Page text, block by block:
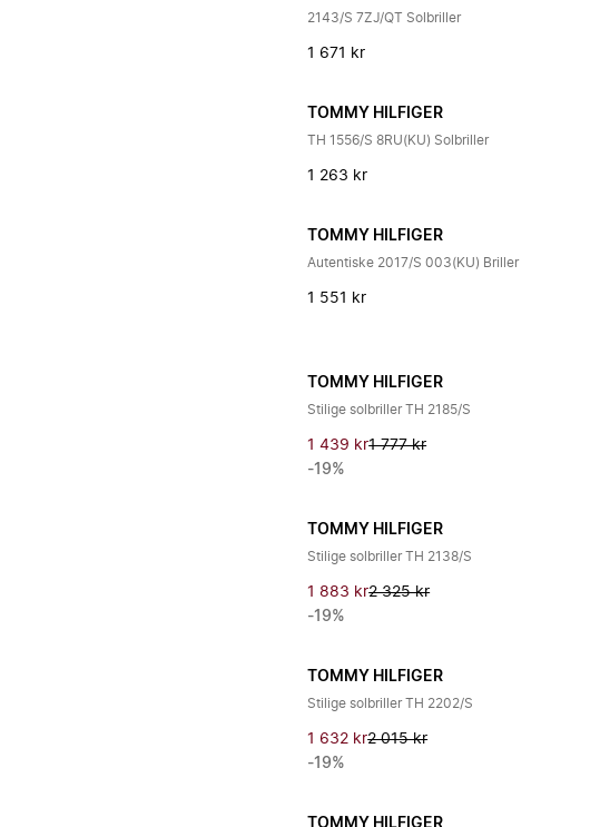
2143/S 7ZJ/QT Solbriller
1 671 kr
TOMMY HILFIGER
TH 1556/S 8RU(KU) Solbriller
1 263 kr
TOMMY HILFIGER
Autentiske 2017/S 003(KU) Briller
1 551 kr
TOMMY HILFIGER
Stilige solbriller TH 2185/S
1 439 kr1 777 kr
-19%
TOMMY HILFIGER
Stilige solbriller TH 2138/S
1 883 kr2 325 kr
-19%
TOMMY HILFIGER
Stilige solbriller TH 2202/S
1 632 kr2 015 kr
-19%
TOMMY HILFIGER